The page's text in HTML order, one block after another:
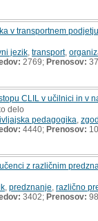
v transportnem
jezik transport,
2769; Prenosov: 37
CLIL v učilnici in v
delo
pedagogika
4440; Prenosov:
z različnim
predznanje različno
3402; Prenosov: 98